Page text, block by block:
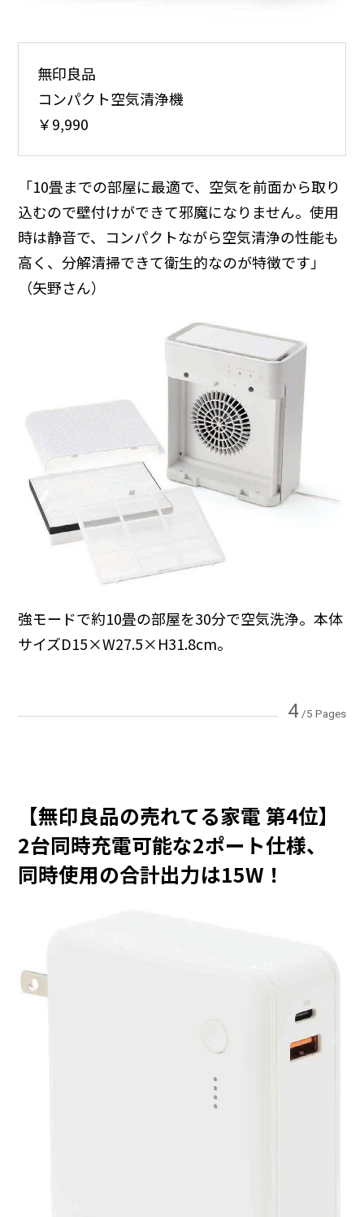
無印良品
コンパクト空気清浄機
￥9,990
「10畳までの部屋に最適で、空気を前面から取り
込むので壁付けができて邪魔になりません。使用
時は静音で、コンパクトながら空気清浄の性能も
高く、分解清掃できて衛生的なのが特徴です」
（矢野さん）
強モードで約10畳の部屋を30分で空気洗浄。本体
サイズD15×W27.5×H31.8cm。
4/5 Pages
【無印良品の売れてる家電 第4位】
2台同時充電可能な2ポート仕様、
同時使用の合計出力は15W！